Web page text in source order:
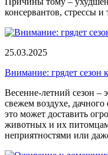
консервантов, стрессы и
25.03.2025
Внимание: грядет сезон
Весенне-летний сезон –
свежем воздухе,
это может доставить
животных и их
неприятностями или